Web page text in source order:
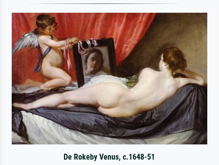
De Rokeby Venus, c.1648-51